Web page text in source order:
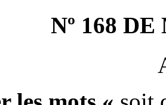
Nº 168